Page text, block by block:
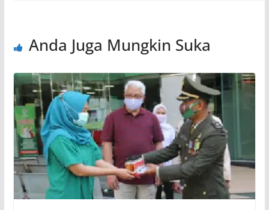
Anda Juga Mungkin Suka